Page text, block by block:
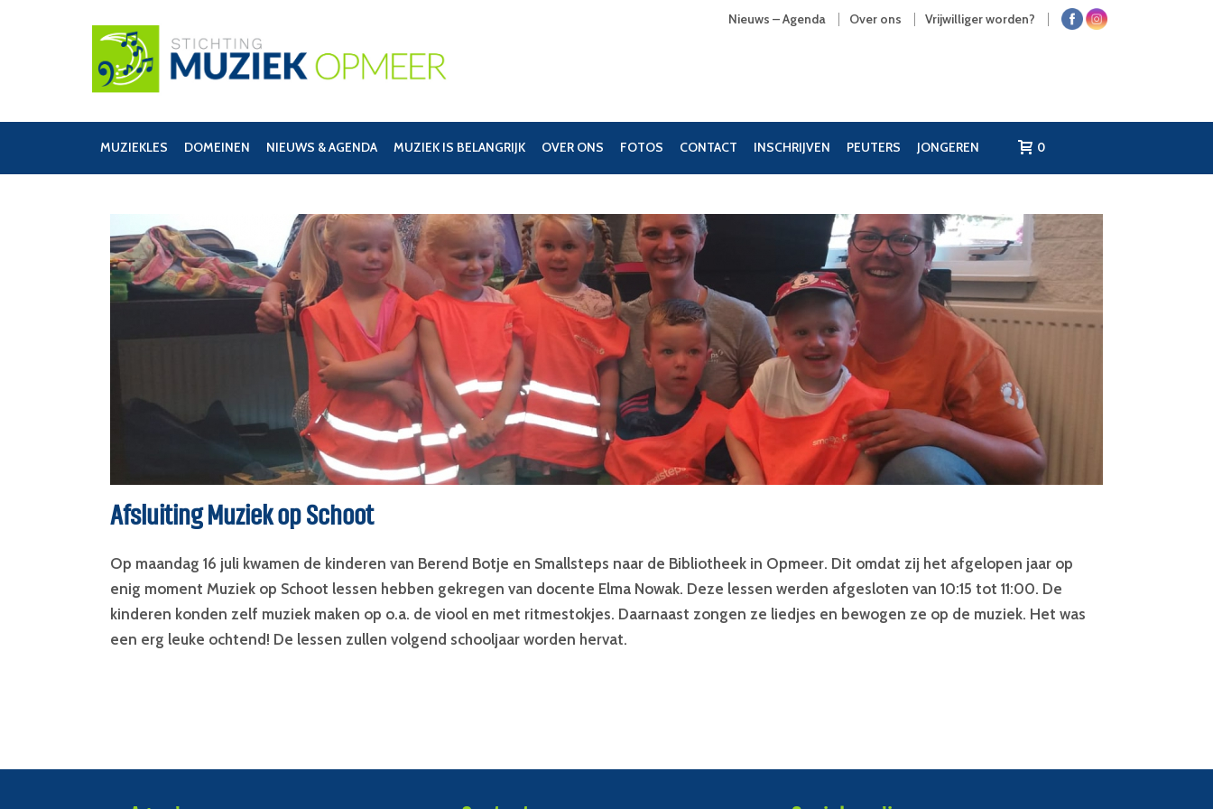
Nieuws – Agenda Over ons Vrijwilliger worden?
MUZIEKLES DOMEINEN NIEUWS & AGENDA MUZIEK IS BELANGRIJK OVER ONS FOTOS CONTACT INSCHRIJVEN PEUTERS JONGEREN 0
Afsluiting Muziek op Schoot
Op maandag 16 juli kwamen de kinderen van Berend Botje en Smallsteps naar de Bibliotheek in Opmeer. Dit omdat zij het afgelopen jaar op
enig moment Muziek op Schoot lessen hebben gekregen van docente Elma Nowak. Deze lessen werden afgesloten van 10:15 tot 11:00. De
kinderen konden zelf muziek maken op o.a. de viool en met ritmestokjes. Daarnaast zongen ze liedjes en bewogen ze op de muziek. Het was
een erg leuke ochtend! De lessen zullen volgend schooljaar worden hervat.